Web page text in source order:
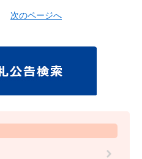
次のページへ